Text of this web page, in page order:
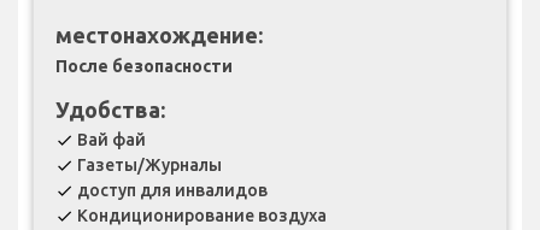
местонахождение:
После безопасности
Удобства:
check Вай фай
check Газеты/Журналы
check доступ для инвалидов
check Кондиционирование воздуха